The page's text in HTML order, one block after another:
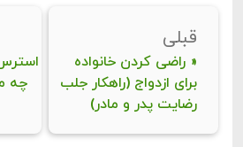
قبلی
« راضی کردن خانواده
برای ازدواج (راهکار جلب
رضایت پدر و مادر)
چه